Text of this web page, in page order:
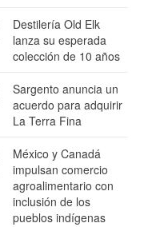
Destilería Old Elk
lanza su esperada
colección de 10 años
Sargento anuncia un
acuerdo para adquirir
La Terra Fina
México y Canadá
impulsan comercio
agroalimentario con
inclusión de los
pueblos indígenas